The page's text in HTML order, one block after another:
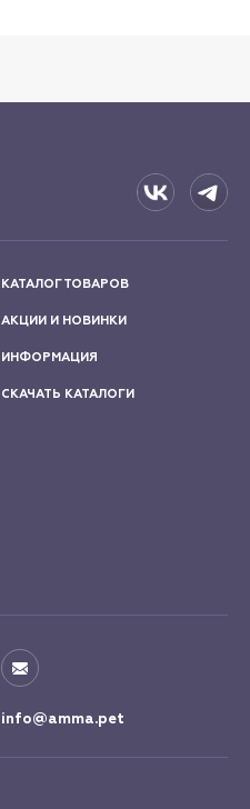
КАТАЛОГ ТОВАРОВ
АКЦИИ И НОВИНКИ
ИНФОРМАЦИЯ
СКАЧАТЬ КАТАЛОГИ
info@amma.pet